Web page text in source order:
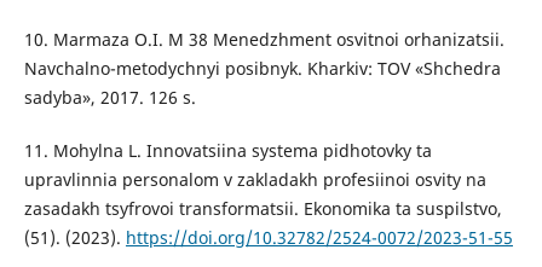
10. Marmaza O.I. M 38 Menedzhment osvitnoi orhanizatsii.
Navchalno-metodychnyi posibnyk. Kharkiv: TOV «Shchedra
sadyba», 2017. 126 s.
11. Mohylna L. Innovatsiina systema pidhotovky ta
upravlinnia personalom v zakladakh profesiinoi osvity na
zasadakh tsyfrovoi transformatsii. Ekonomika ta suspilstvo,
(51). (2023). https://doi.org/10.32782/2524-0072/2023-51-55